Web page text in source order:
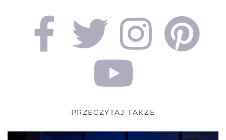
PRZECZYTAJ TAKŻE